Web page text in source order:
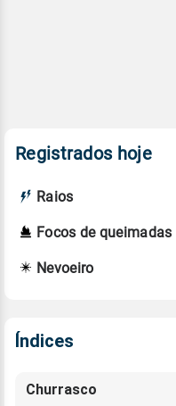
Registrados hoje
Raios
Focos de queimadas
Nevoeiro
Índices
Churrasco